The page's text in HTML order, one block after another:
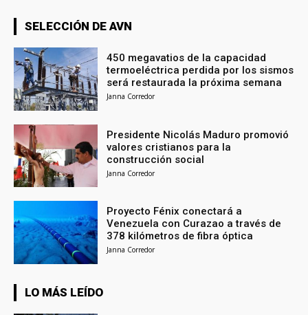
SELECCIÓN DE AVN
450 megavatios de la capacidad
termoeléctrica perdida por los sismos
será restaurada la próxima semana
Janna Corredor
Presidente Nicolás Maduro promovió
valores cristianos para la
construcción social
Janna Corredor
Proyecto Fénix conectará a
Venezuela con Curazao a través de
378 kilómetros de fibra óptica
Janna Corredor
LO MÁS LEÍDO